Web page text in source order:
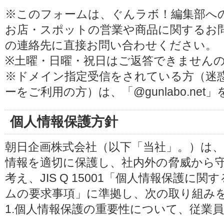
※このフォームは、ぐんラボ！編集部へ
お店・スポットの営業や商品に関する
の連絡先に直接お問い合わせください。
※土曜・日曜・祝日はご返答できません
※ドメイン指定受信をされている方（迷
ーをご利用の方）は、「@gunlabo.net」
個人情報保護方針
朝日企画株式会社（以下「当社」。）は
情報を適切に保護し、社内外の脅威から
考え、JIS Q 15001「個人情報保護に関
ムの要求事項」に準拠し、次の取り組み
1.個人情報保護の重要性について、従業